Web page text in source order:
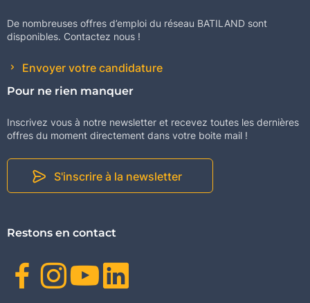
De nombreuses offres d’emploi du réseau BATILAND sont
disponibles. Contactez nous !
Envoyer votre candidature
Pour ne rien manquer
Inscrivez vous à notre newsletter et recevez toutes les dernières
offres du moment directement dans votre boite mail !
S'inscrire à la newsletter
Restons en contact
Facebook
Instagram
Youtube